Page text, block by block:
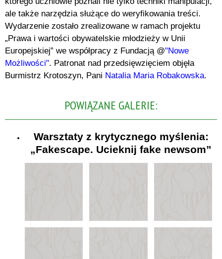
ale także narzędzia służące do weryfikowania treści.
Wydarzenie zostało zrealizowane w ramach projektu
„Prawa i wartości obywatelskie młodzieży w Unii
Europejskiej” we współpracy z Fundacją @"Nowe
Możliwości". Patronat nad przedsięwzięciem objęła
Burmistrz Krotoszyn, Pani Natalia Maria Robakowska.
POWIĄZANE GALERIE:
Warsztaty z krytycznego myślenia:
„Fakescape. Ucieknij fake newsom”